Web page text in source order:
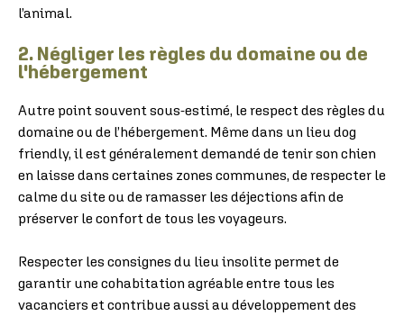
l’animal.
2. Négliger les règles du domaine ou de
l'hébergement
Autre point souvent sous-estimé, le respect des règles du
domaine ou de l’hébergement. Même dans un lieu dog
friendly, il est généralement demandé de tenir son chien
en laisse dans certaines zones communes, de respecter le
calme du site ou de ramasser les déjections afin de
préserver le confort de tous les voyageurs.
Respecter les consignes du lieu insolite permet de
garantir une cohabitation agréable entre tous les
vacanciers et contribue aussi au développement des